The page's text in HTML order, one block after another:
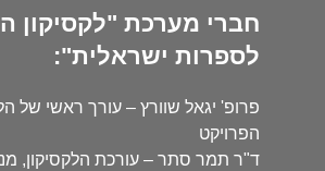
חברי מערכת "לקסיקון
לספרות ישראלית":
פרופ' יגאל שוורץ – עורך ראשי של
הפרויקט
ד"ר תמר סתר – עורכת הלקסיקון,